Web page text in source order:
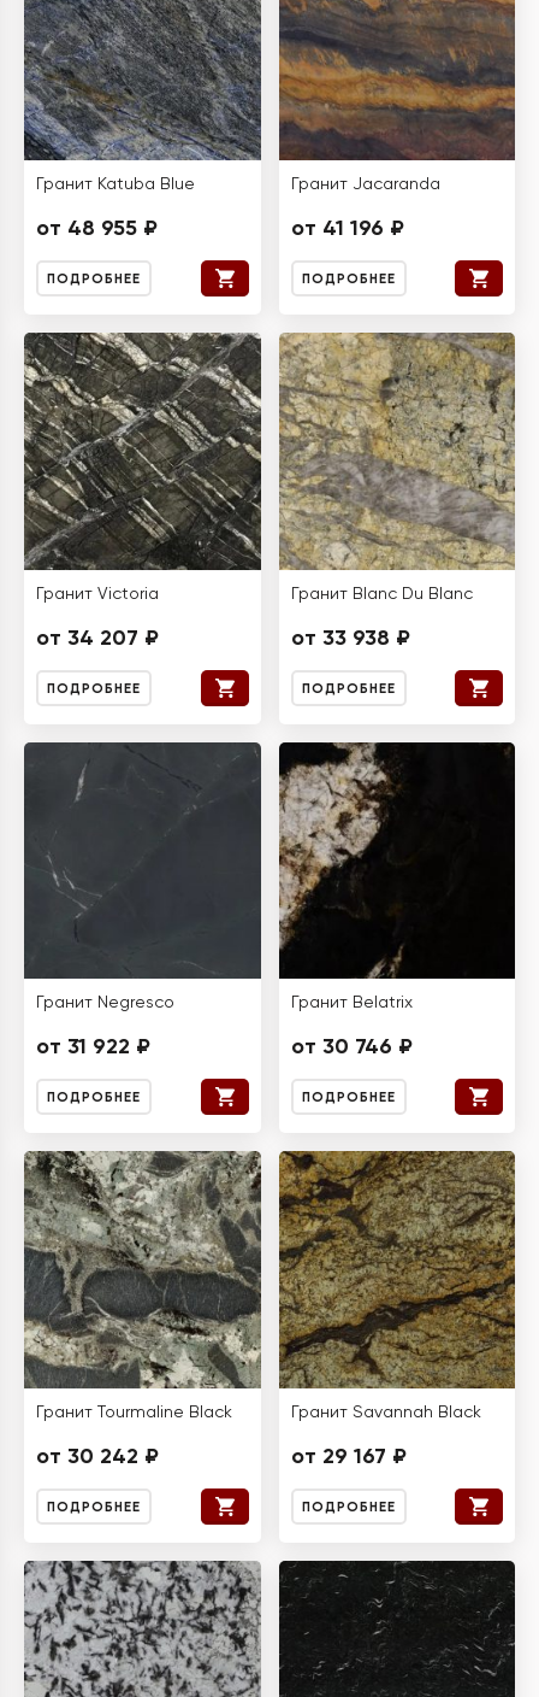
Гранит Katuba Blue
от 48 955 ₽
ПОДРОБНЕЕ
Гранит Jacaranda
от 41 196 ₽
ПОДРОБНЕЕ
Гранит Victoria
от 34 207 ₽
ПОДРОБНЕЕ
Гранит Blanc Du Blanc
от 33 938 ₽
ПОДРОБНЕЕ
Гранит Negresco
от 31 922 ₽
ПОДРОБНЕЕ
Гранит Belatrix
от 30 746 ₽
ПОДРОБНЕЕ
Гранит Tourmaline Black
от 30 242 ₽
ПОДРОБНЕЕ
Гранит Savannah Black
от 29 167 ₽
ПОДРОБНЕЕ